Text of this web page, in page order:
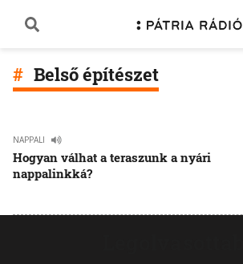
Belső építészet
NAPPALI
Hogyan válhat a teraszunk a nyári
nappalinkká?